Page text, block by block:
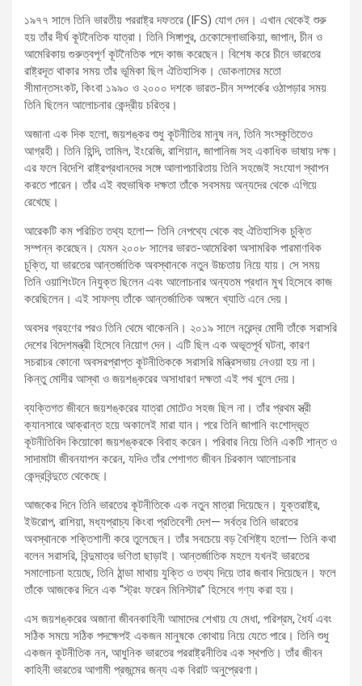
১৯৭৭ সালে তিনি ভারতীয় পররাষ্ট্র দফতরে (IFS) যোগ দেন। এখান থেকেই শুরু
হয় তাঁর দীর্ঘ কূটনৈতিক যাত্রা। তিনি সিঙ্গাপুর, চেকোস্লোভাকিয়া, জাপান, চীন ও
আমেরিকায় গুরুত্বপূর্ণ কূটনৈতিক পদে কাজ করেছেন। বিশেষ করে চীনে ভারতের
রাষ্ট্রদূত থাকার সময় তাঁর ভূমিকা ছিল ঐতিহাসিক। ডোকলামের মতো
সীমান্তসংকট, কিংবা ১৯৯০ ও ২০০০ দশকে ভারত-চীন সম্পর্কের ওঠাপড়ার সময়
তিনি ছিলেন আলোচনার কেন্দ্রীয় চরিত্র।
অজানা এক দিক হলো, জয়শঙ্কর শুধু কূটনীতির মানুষ নন, তিনি সংস্কৃতিতেও
আগ্রহী। তিনি হিন্দি, তামিল, ইংরেজি, রাশিয়ান, জাপানিজ সহ একাধিক ভাষায় দক্ষ।
এর ফলে বিদেশি রাষ্ট্রপ্রধানদের সঙ্গে আলাপচারিতায় তিনি সহজেই সংযোগ স্থাপন
করতে পারেন। তাঁর এই বহুভাষিক দক্ষতা তাঁকে সবসময় অন্যদের থেকে এগিয়ে
রেখেছে।
আরেকটি কম পরিচিত তথ্য হলো— তিনি নেপথ্যে থেকে বহু ঐতিহাসিক চুক্তি
সম্পন্ন করেছেন। যেমন ২০০৮ সালের ভারত-আমেরিকা অসামরিক পারমাণবিক
চুক্তি, যা ভারতের আন্তর্জাতিক অবস্থানকে নতুন উচ্চতায় নিয়ে যায়। সে সময়
তিনি ওয়াশিংটনে নিযুক্ত ছিলেন এবং আলোচনার অন্যতম প্রধান মুখ হিসেবে কাজ
করেছিলেন। এই সাফল্য তাঁকে আন্তর্জাতিক অঙ্গনে খ্যাতি এনে দেয়।
অবসর গ্রহণের পরও তিনি থেমে থাকেননি। ২০১৯ সালে নরেন্দ্র মোদী তাঁকে সরাসরি
দেশের বিদেশমন্ত্রী হিসেবে নিয়োগ দেন। এটি ছিল এক অভূতপূর্ব ঘটনা, কারণ
সচরাচর কোনো অবসরপ্রাপ্ত কূটনীতিককে সরাসরি মন্ত্রিসভায় নেওয়া হয় না।
কিন্তু মোদীর আস্থা ও জয়শঙ্করের অসাধারণ দক্ষতা এই পথ খুলে দেয়।
ব্যক্তিগত জীবনে জয়শঙ্করের যাত্রা মোটেও সহজ ছিল না। তাঁর প্রথম স্ত্রী
ক্যানসারে আক্রান্ত হয়ে অকালেই মারা যান। পরে তিনি জাপানি বংশোদ্ভূত
কূটনীতিবিদ কিয়োকো জয়শঙ্করকে বিবাহ করেন। পরিবার নিয়ে তিনি একটি শান্ত ও
সাদামাটা জীবনযাপন করেন, যদিও তাঁর পেশাগত জীবন চিরকাল আলোচনার
কেন্দ্রবিন্দুতে থেকেছে।
আজকের দিনে তিনি ভারতের কূটনীতিকে এক নতুন মাত্রা দিয়েছেন। যুক্তরাষ্ট্র,
ইউরোপ, রাশিয়া, মধ্যপ্রাচ্য কিংবা প্রতিবেশী দেশ— সর্বত্র তিনি ভারতের
অবস্থানকে শক্তিশালী করে তুলেছেন। তাঁর সবচেয়ে বড় বৈশিষ্ট্য হলো— তিনি কথা
বলেন সরাসরি, বিন্দুমাত্র ভণিতা ছাড়াই। আন্তর্জাতিক মহলে যখনই ভারতের
সমালোচনা হয়েছে, তিনি ঠান্ডা মাথায় যুক্তি ও তথ্য দিয়ে তার জবাব দিয়েছেন। ফলে
তাঁকে আজকের দিনে এক “স্ট্রং ফরেন মিনিস্টার” হিসেবে গণ্য করা হয়।
এস জয়শঙ্করের অজানা জীবনকাহিনী আমাদের শেখায় যে মেধা, পরিশ্রম, ধৈর্য এবং
সঠিক সময়ে সঠিক পদক্ষেপই একজন মানুষকে কোথায় নিয়ে যেতে পারে। তিনি শুধু
একজন কূটনীতিক নন, আধুনিক ভারতের পররাষ্ট্রনীতির এক স্থপতি। তাঁর জীবন
কাহিনী ভারতের আগামী প্রজন্মের জন্য এক বিরাট অনুপ্রেরণা।